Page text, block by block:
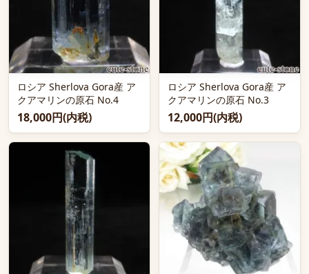
ロシア Sherlova Gora産 ア
クアマリンの原石 No.4
18,000円(内税)
ロシア Sherlova Gora産 ア
クアマリンの原石 No.3
12,000円(内税)